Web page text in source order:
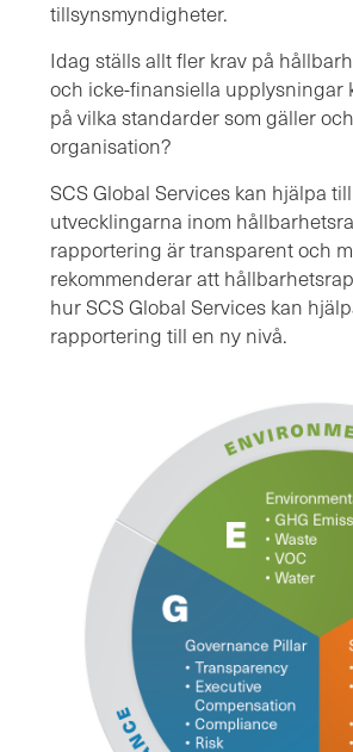
tillsynsmyndigheter.
Idag ställs allt fler krav på
och icke-finansiella upplysningar
på vilka standarder som gäller
organisation?
SCS Global Services kan hjälpa
utvecklingarna inom
rapportering är transparent och
rekommenderar att
hur SCS Global Services kan
rapportering till en ny nivå.